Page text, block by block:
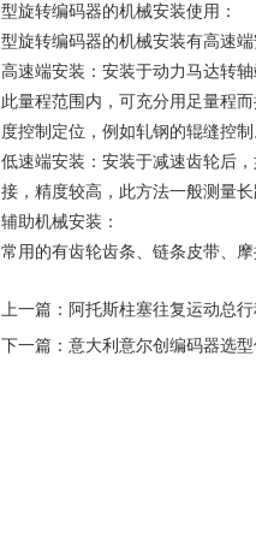
型旋转编码器的机械安装使用：
型旋转编码器的机械安装有高速
高速端安装：安装于动力马达转
此量程范围内，可充分用足量程
度控制定位，例如轧钢的辊缝控
低速端安装：安装于减速齿轮后
接，精度较高，此方法一般测量
辅助机械安装：
常用的有齿轮齿条、链条皮带、摩
上一篇： 阿托斯柱塞往复运动总
下一篇： 意大利意尔创编码器选